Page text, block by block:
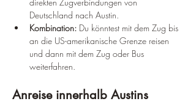
Deutschland nach Austin.
Kombination: Du könntest mit dem Zug bis
an die US-amerikanische Grenze reisen
und dann mit dem Zug oder Bus
weiterfahren.
Anreise innerhalb Austins